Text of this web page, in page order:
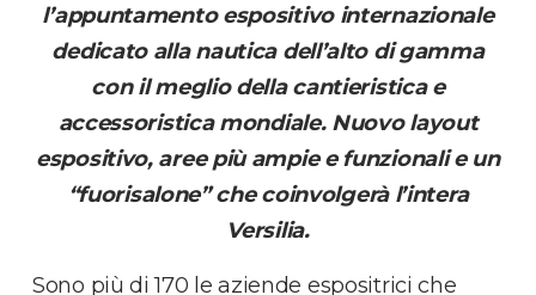
l’appuntamento espositivo internazionale
dedicato alla nautica dell’alto di gamma
con il meglio della cantieristica e
accessoristica mondiale. Nuovo layout
espositivo, aree più ampie e funzionali e un
“fuorisalone” che coinvolgerà l’intera
Versilia.
Sono più di 170 le aziende espositrici che